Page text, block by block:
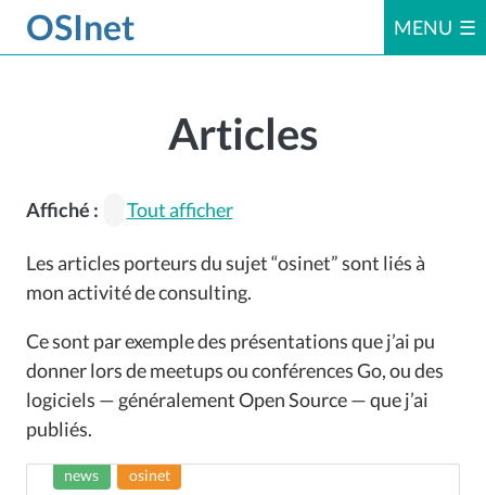
OSInet MENU
Le livre
Dossiers
Articles
Affiché : Tout afficher
Les articles porteurs du sujet “osinet” sont liés à
mon activité de consulting.
Ce sont par exemple des présentations que j’ai pu
donner lors de meetups ou conférences Go, ou des
logiciels — généralement Open Source — que j’ai
publiés.
news osinet